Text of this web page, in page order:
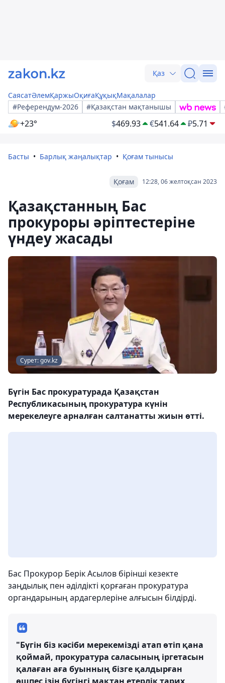
Қаз
СаясатӘлемҚаржыОқиғаҚұқықМақалалар
#Референдум-2026
#Қазақстан мақтанышы
+23° $469.93 €541.64 ₽5.71
Басты Барлық жаңалықтар Қоғам тынысы
12:28, 06 желтоқсан 2023
Қоғам
Қазақстанның Бас
прокуроры әріптестеріне
үндеу жасады
Сурет: gov.kz
Бүгін Бас прокуратурада Қазақстан
Республикасының прокуратура күнін
мерекелеуге арналған салтанатты жиын өтті.
Бас Прокурор Берік Асылов бірінші кезекте
заңдылық пен әділдікті қорғаған прокуратура
органдарының ардагерлеріне алғысын білдірді.
"Бүгін біз кәсіби мерекемізді атап өтіп қана
қоймай, прокуратура саласының іргетасын
қалаған аға буынның бізге қалдырған